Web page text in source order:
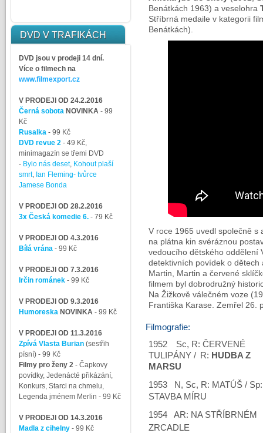
DVD V TRAFIKÁCH
DVD jsou v prodeji 14 dní.
Více o filmech na
www.filmexport.cz
V PRODEJI OD 24.2.2016
Černá sobotaNOVINKA - 99
Kč
Rusalka- 99 Kč
DVD revue 2- 49 Kč,
minimagazín se třemi DVD
- Bylo nás deset, Kohout plaší
smrt, Ian Fleming- tvůrce
Jamese Bonda
V PRODEJI OD 28.2.2016
3x Česká komedie 6. - 79 Kč
V PRODEJI OD 4.3.2016
Bílá vrána- 99 Kč
V PRODEJI OD 7.3.2016
Irčin románek - 99 Kč
V PRODEJI OD 9.3.2016
HumoreskaNOVINKA - 99 Kč
V PRODEJI OD 11.3.2016
Zpívá Vlasta Burian (sestřih
písní) - 99 Kč
Filmy pro ženy 2- Čapkovy
povídky, Jedenácté přikázání,
Konkurs, Starci na chmelu,
Legenda jménem Merlin - 99 Kč
V PRODEJI OD 14.3.2016
Madla z cihelny - 99 Kč
Benátkách 1963) a veselohra
Stříbrná medaile v kategorii
Benátkách).
V roce 1965 uvedl společně s
na plátna kin svéráznou
vedoucího dětského oddělení
detektivních povídek o dětech
Martin, Martin a červené
filmem byl dobrodružný
Na Žižkově válečném voze
Františka Karase. Zemřel 26.
Filmografie:
1952
Sc, R: ČERVENÉ
TULIPÁNY / R: HUDBA Z
MARSU
1953 N, Sc, R: MATÚŠ / Sp:
STAVBA MÍRU
1954 AR: NA STŘÍBRNÉM
ZRCADLE